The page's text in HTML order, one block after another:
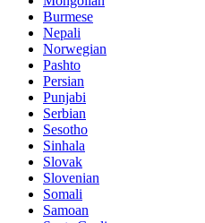
Burmese
Nepali
Norwegian
Pashto
Persian
Punjabi
Serbian
Sesotho
Sinhala
Slovak
Slovenian
Somali
Samoan